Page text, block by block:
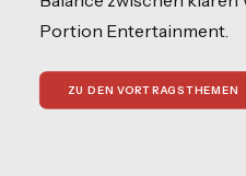
Portion Entertainment.
ZU DEN VORTRAGSTHEMEN